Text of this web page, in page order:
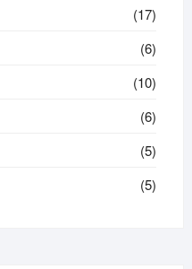
(17)
(6)
(10)
(6)
(5)
(5)